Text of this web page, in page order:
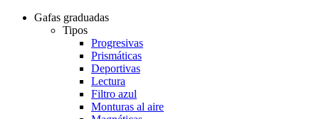
Gafas graduadas
Tipos
Progresivas
Prismáticas
Deportivas
Lectura
Filtro azul
Monturas al aire